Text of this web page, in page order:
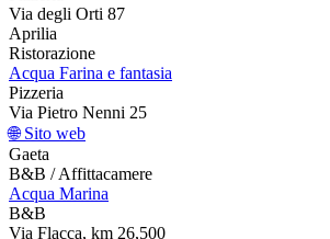
Via degli Orti 87
Aprilia
Ristorazione
Acqua Farina e fantasia
Pizzeria
Via Pietro Nenni 25
🌐 Sito web
Gaeta
B&B / Affittacamere
Acqua Marina
B&B
Via Flacca, km 26,500